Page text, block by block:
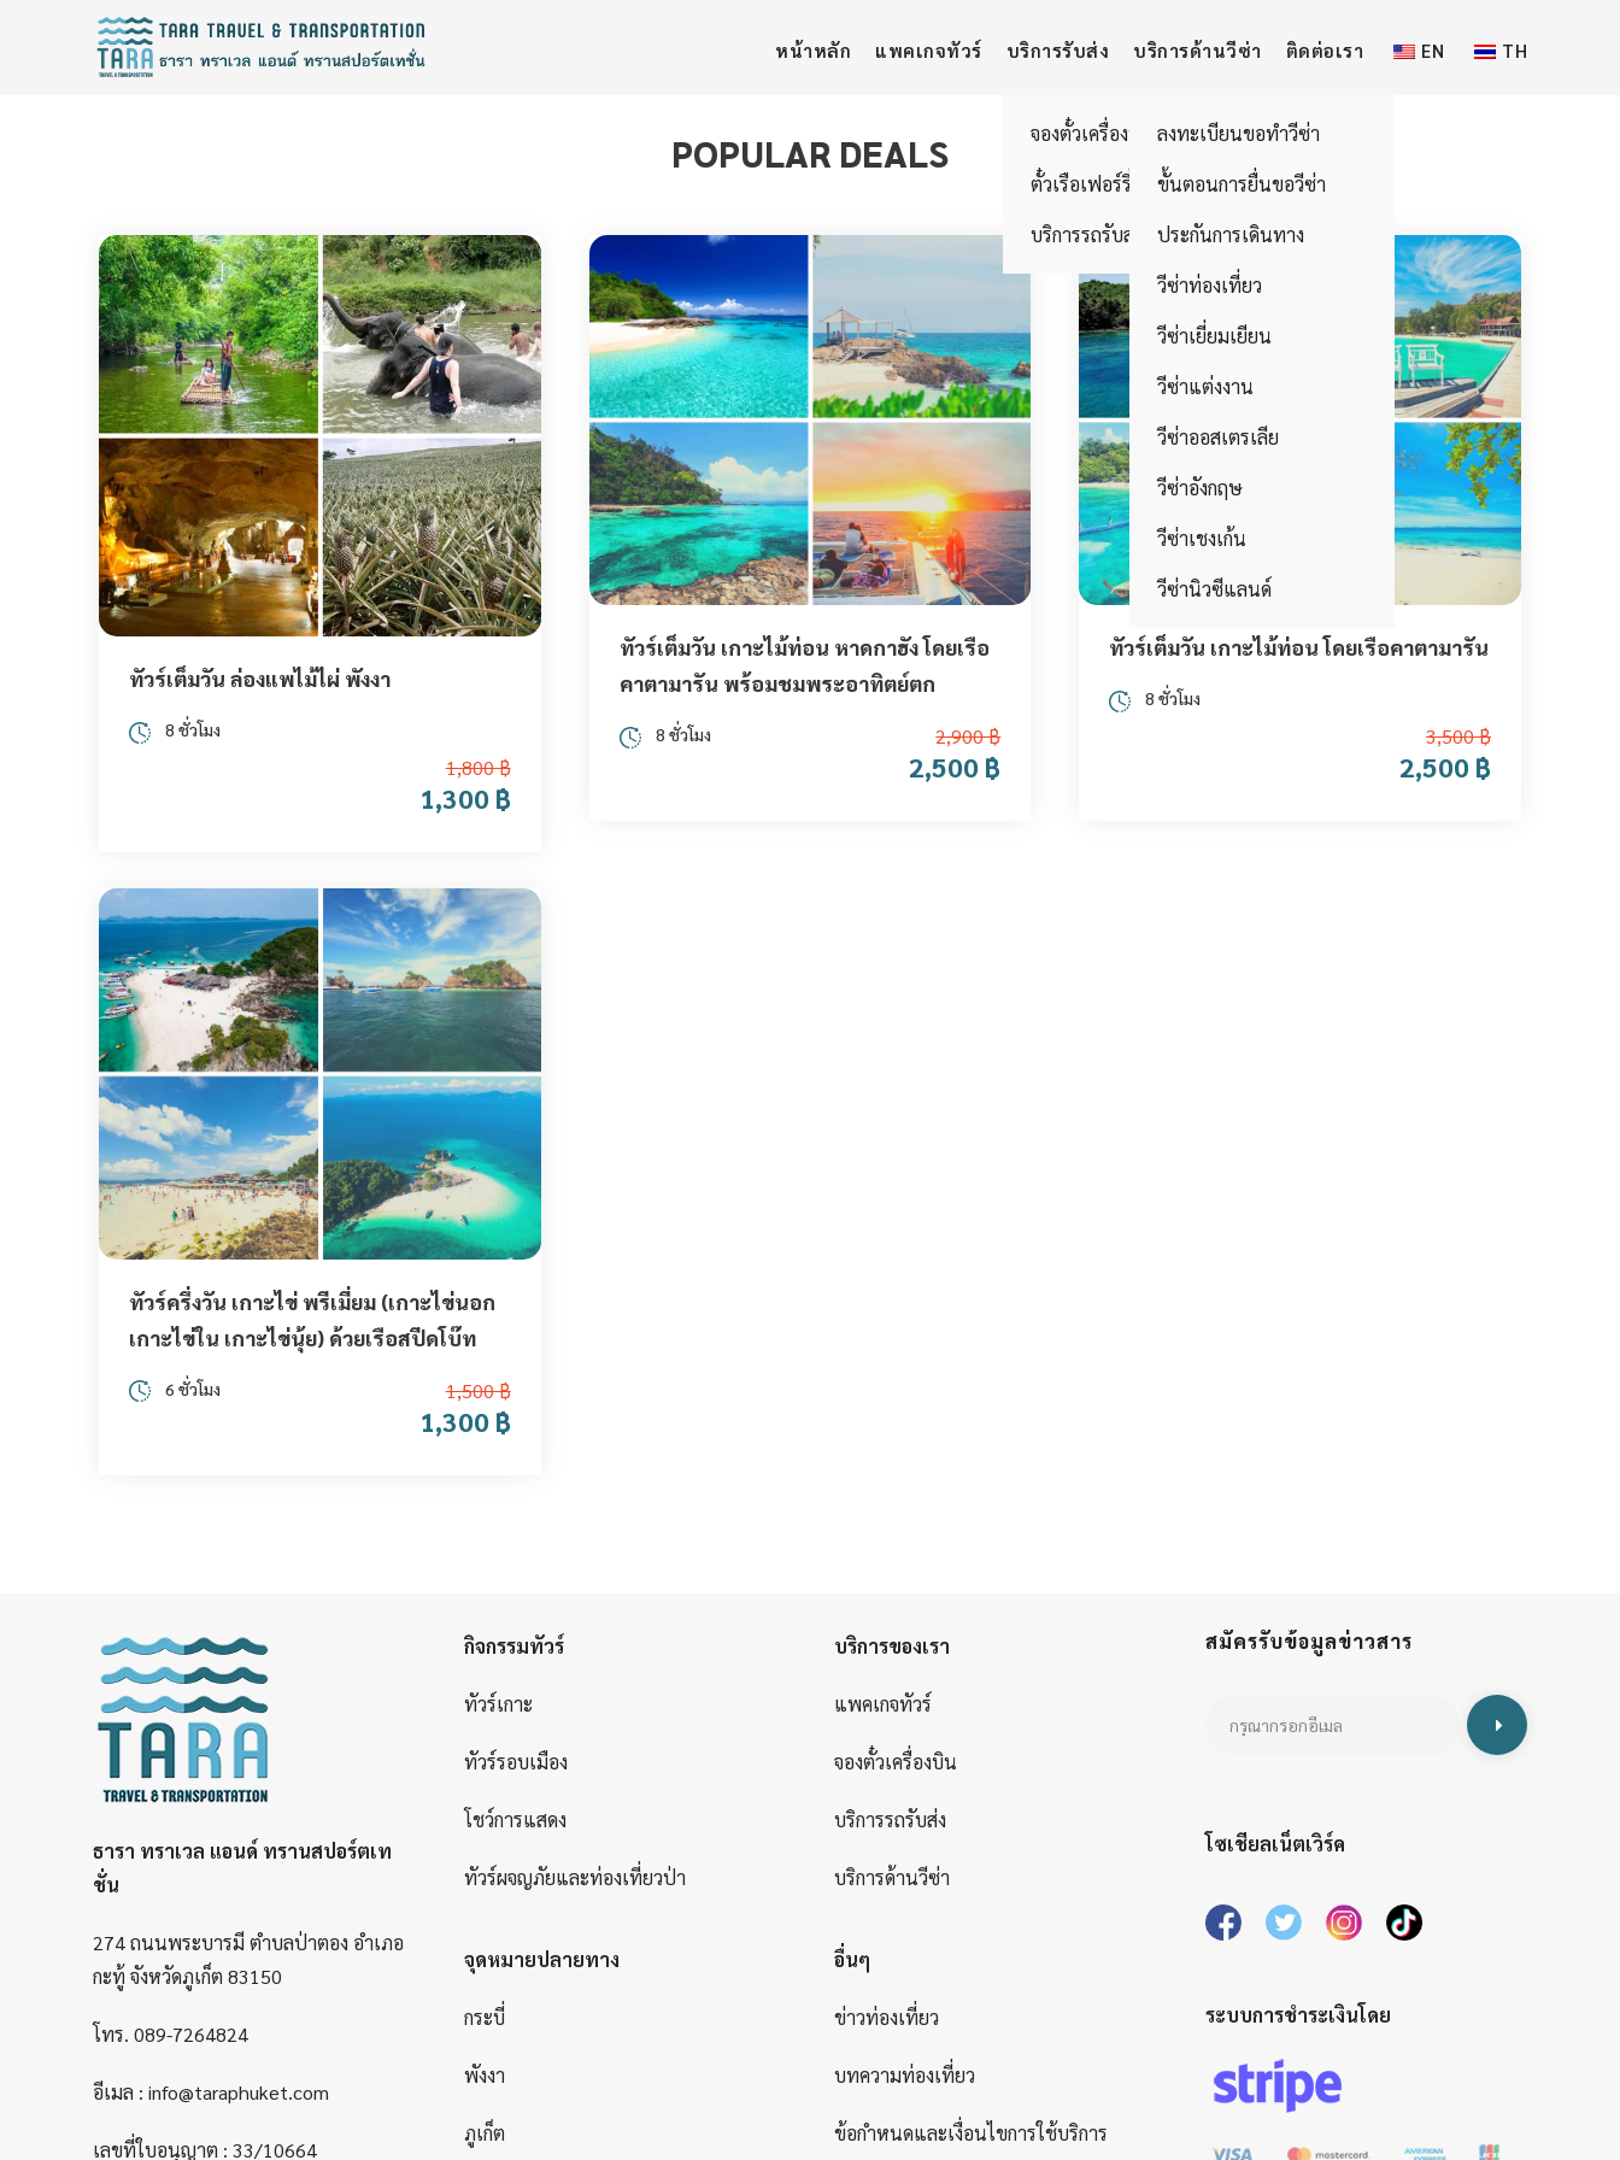
หน้าหลัก แพคเกจทัวร์ บริการรับส่ง
จองตั๋วเครื่องบิน
ตั๋วเรือเฟอร์รี่
บริการรถรับส่ง
บริการด้านวีซ่า
ลงทะเบียนขอทำวีซ่า
ขั้นตอนการยื่นขอวีซ่า
ประกันการเดินทาง
วีซ่าท่องเที่ยว
วีซ่าเยี่ยมเยียน
วีซ่าแต่งงาน
วีซ่าออสเตรเลีย
วีซ่าอังกฤษ
วีซ่าเชงเก้น
วีซ่านิวซีแลนด์
ติดต่อเรา EN TH
POPULAR DEALS
ทัวร์เต็มวัน ล่องแพไม้ไผ่ พังงา
1,800 ฿
1,300 ฿
8 ชั่วโมง
ทัวร์เต็มวัน เกาะไม้ท่อน หาดกาฮัง โดยเรือ
คาตามารัน พร้อมชมพระอาทิตย์ตก
2,900 ฿
2,500 ฿
8 ชั่วโมง
ทัวร์เต็มวัน เกาะไม้ท่อน โดยเรือคาตามารัน
3,500 ฿
2,500 ฿
8 ชั่วโมง
ทัวร์ครึ่งวัน เกาะไข่ พรีเมี่ยม (เกาะไข่นอก
เกาะไข่ใน เกาะไข่นุ้ย) ด้วยเรือสปีดโบ๊ท
1,500 ฿
1,300 ฿
6 ชั่วโมง
ธารา ทราเวล แอนด์ ทรานสปอร์ตเท
ชั่น
274 ถนนพระบารมี ตำบลป่าตอง อำเภอ
กะทู้ จังหวัดภูเก็ต 83150
โทร. 089-7264824
อีเมล : info@taraphuket.com
เลขที่ใบอนุญาต : 33/10664
กิจกรรมทัวร์
ทัวร์เกาะ
ทัวร์รอบเมือง
โชว์การแสดง
ทัวร์ผจญภัยและท่องเที่ยวป่า
จุดหมายปลายทาง
กระบี่
พังงา
ภูเก็ต
บริการของเรา
แพคเกจทัวร์
จองตั๋วเครื่องบิน
บริการรถรับส่ง
บริการด้านวีซ่า
อื่นๆ
ข่าวท่องเที่ยว
บทความท่องเที่ยว
ข้อกำหนดและเงื่อนไขการใช้บริการ
สมัครรับข้อมูลข่าวสาร
โซเชียลเน็ตเวิร์ค
ระบบการชำระเงินโดย